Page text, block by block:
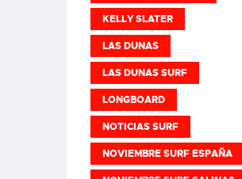
KELLY SLATER
LAS DUNAS
LAS DUNAS SURF
LONGBOARD
NOTICIAS SURF
NOVIEMBRE SURF ESPAÑA